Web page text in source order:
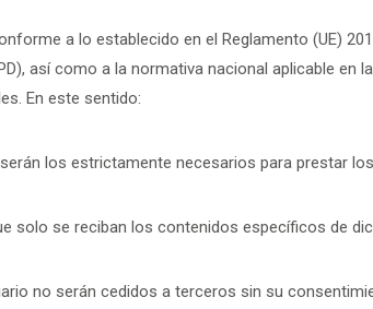
a lo establecido en el Reglamento (UE)
así como a la normativa nacional aplicable en
En este sentido:
los estrictamente necesarios para prestar
solo se reciban los contenidos específicos de
no serán cedidos a terceros sin su